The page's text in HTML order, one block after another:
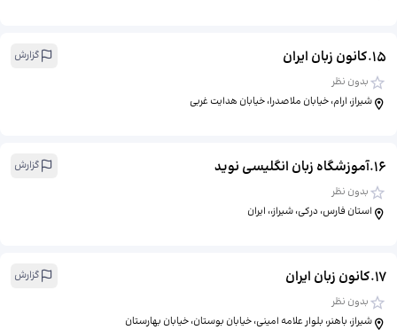
15
.کانون زبان ایران
گزارش
بدون نظر
شیراز، ارام، خیابان ملاصدرا، خیابان هدایت غربی
16
.آموزشگاه زبان انگلیسی نوید
گزارش
بدون نظر
استان فارس، درکی، شیراز،، ایران
17
.کانون زبان ایران
گزارش
بدون نظر
شیراز، باهنر، بلوار علامه امینی، خیابان بوستان، خیابان بهارستان